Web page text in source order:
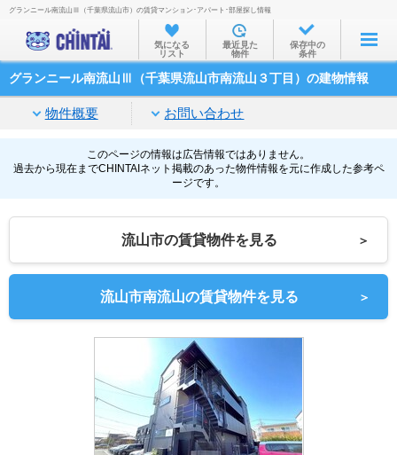
お部屋を探す
沿線・駅から
家賃相場から
通勤通学時間から
物件特集から
不動産会社から
TOP
グランニール南流山Ⅲ（千葉県流山市）の賃貸マンション･アパート･部屋探し情報
気になる
リスト
最近見た
物件
保存中の
条件
グランニール南流山Ⅲ（千葉県流山市南流山３丁目）の建物情報
物件概要 お問い合わせ
このページの情報は広告情報ではありません。
過去から現在までCHINTAIネット掲載のあった物件情報を元に作成した参考ペ
ージです。
流山市の賃貸物件を見る ＞
流山市南流山の賃貸物件を見る ＞